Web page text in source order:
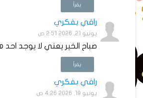
يقرأ
راقي بفكري
يونيو 21, 2026 2:51 ص
صباح الخير يعني لا يوجد احد
يقرأ
راقي بفكري
يونيو 19, 2026 4:26 ص